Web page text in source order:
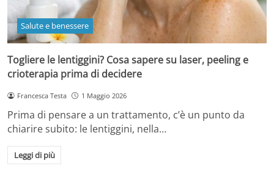
Salute e benessere
Togliere le lentiggini? Cosa sapere su laser, peeling e
crioterapia prima di decidere
Francesca Testa 1 Maggio 2026
Prima di pensare a un trattamento, c’è un punto da
chiarire subito: le lentiggini, nella…
Leggi di più